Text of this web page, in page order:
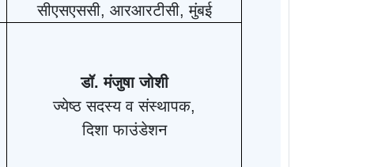
सीएसएससी, आरआरटीसी, मुंबई
डॉ. मंजुषा जोशी
ज्येष्ठ सदस्य व संस्थापक,
दिशा फाउंडेशन